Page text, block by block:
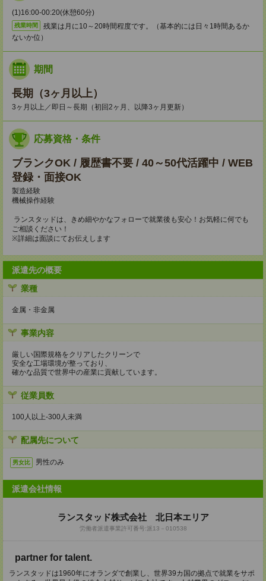
(1)16:00-00:20(休憩60分)
残業時間
残業は月に10～20時間程度です。（基本的には日々1時間あるか
ないか位）
期間
長期（3ヶ月以上）
3ヶ月以上／即日～長期（初回2ヶ月、以降3ヶ月更新）
応募資格・条件
ブランクOK / 履歴書不要 / 40～50代活躍中 / WEB
登録・面接OK
製造経験
機械操作経験
ランスタッドは、きめ細やかなフォローで就業後も安心！お気軽に何でも
ご相談ください！
※詳細は面談にてお伝えします
派遣先の概要
業種
金属・非金属
事業内容
厳しい国際規格をクリアしたクリーンで
安全な工場環境が整っており、
確かな品質で世界中の産業に貢献しています。
従業員数
100人以上‐300人未満
配属先について
男女比 男性のみ
派遣会社情報
ランスタッド株式会社 北日本エリア
労働者派遣事業許可番号:派13－010538
partner for talent.
ランスタッドは1960年にオランダで創業し、世界39カ国の拠点で就業をサポ